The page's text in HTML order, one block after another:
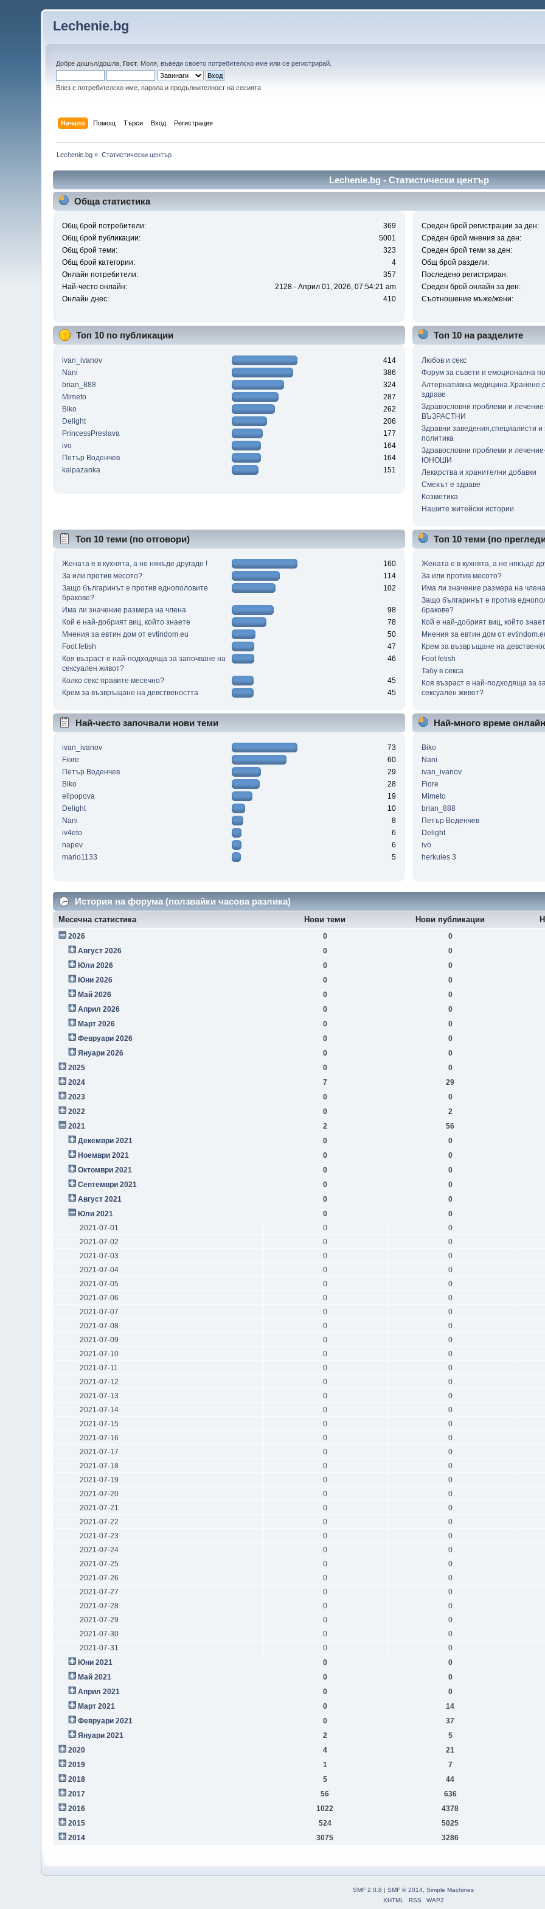
Lechenie.bg
Добре дошъл/дошла,Гост . Моля,въведи своето потребителско име илисе регистрирай
Влез с потребителско име, парола и продължителност на сесията
Начало Помощ Търси Вход Регистрация
Lechenie.bg » Статистически център
Lechenie.bg - Статистически център
Обща статистика
Общ брой потребители:
369
Общ брой публикации:
5001
Общ брой теми:
323
Общ брой категории:
4
Онлайн потребители:
357
Най-често онлайн:
2128 - Април 01, 2026, 07:54:21 am
Онлайн днес:
410
Среден брой регистрации за ден:
Среден брой мнения за ден:
Среден брой теми за ден:
Общ брой раздели:
Последено регистриран:
Среден брой онлайн за ден:
Съотношение мъже/жени:
Топ 10 по публикации
ivan_ivanov
414
Nani
386
brian_888
324
Mimeto
287
Biko
262
Delight
206
PrincessPreslava
177
ivo
164
Петър Воденчев
164
kalpazanka
151
Топ 10 на разделите
Любов и секс
Форум за съвети и емоционална
Алтернативна
здраве
Здравословни проблеми и
ВЪЗРАСТНИ
Здравни заведения,специалисти и
политика
Здравословни проблеми и
ЮНОШИ
Лекарства и хранителни добавки
Смехът е здраве
Козметика
Нашите житейски истории
Топ 10 теми (по отговори)
Жената е в кухнята, а не някъде другаде !
160
За или против месото?
114
Защо българинът е против еднополовите
бракове?
102
Има ли значение размера на члена
98
Кой е най-добрият виц, който знаете
78
Мнения за евтин дом от evtindom.eu
50
Foot fetish
47
Коя възраст е най-подходяща за започване на
сексуален живот?
46
Колко секс правите месечно?
45
Крем за възвръщане на девствеността
45
Топ 10 теми (по
Жената е в кухнята, а не някъде
За или против месото?
Има ли значение размера на члена
Защо българинът е против
бракове?
Кой е най-добрият виц, който
Мнения за евтин дом от
Крем за възвръщане на
Foot fetish
Табу в секса
Коя възраст е най-подходяща за
сексуален живот?
Най-често започвали нови теми
ivan_ivanov
73
Fiore
60
Петър Воденчев
29
Biko
28
elipopova
19
Delight
10
Nani
8
iv4eto
6
napev
6
mario1133
5
Най-много време онлайн
Biko
Nani
ivan_ivanov
Fiore
Mimeto
brian_888
Петър Воденчев
Delight
ivo
herkules 3
История на форума (ползвайки часова разлика)
Месечна статистика Нови теми Нови публикации
2026 0
0
Август 2026
0
0
Юли 2026
0
0
Юни 2026
0
0
Май 2026
0
0
Април 2026
0
0
Март 2026
0
0
Февруари 2026
0
0
Януари 2026
0
0
2025
0
0
2024
7
29
2023
0
0
2022
0
2
2021
2
56
Декември 2021
0
0
Ноември 2021
0
0
Октомври 2021
0
0
Септември 2021
0
0
Август 2021
0
0
Юли 2021
0
0
2021-07-01
0
0
2021-07-02
0
0
2021-07-03
0
0
2021-07-04
0
0
2021-07-05
0
0
2021-07-06
0
0
2021-07-07
0
0
2021-07-08
0
0
2021-07-09
0
0
2021-07-10
0
0
2021-07-11
0
0
2021-07-12
0
0
2021-07-13
0
0
2021-07-14
0
0
2021-07-15
0
0
2021-07-16
0
0
2021-07-17
0
0
2021-07-18
0
0
2021-07-19
0
0
2021-07-20
0
0
2021-07-21
0
0
2021-07-22
0
0
2021-07-23
0
0
2021-07-24
0
0
2021-07-25
0
0
2021-07-26
0
0
2021-07-27
0
0
2021-07-28
0
0
2021-07-29
0
0
2021-07-30
0
0
2021-07-31
0
0
Юни 2021
0
0
Май 2021
0
0
Април 2021
0
0
Март 2021
0
14
Февруари 2021
0
37
Януари 2021
2
5
2020
4
21
2019
1
7
2018
5
44
2017
56
636
2016
1022
4378
2015
524
5025
2014
3075 3286
SMF 2.0.8 | SMF © 2014 Simple Machines
XHTML
RSS WAP2